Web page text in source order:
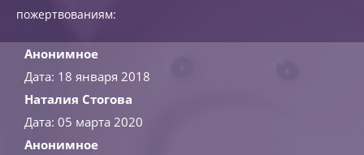
пожертвованиям:
Анонимное
Дата: 18 января 2018
Наталия Стогова
Дата: 05 марта 2020
Анонимное